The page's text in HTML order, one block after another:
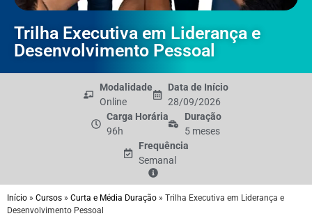
Trilha Executiva em Liderança e
Desenvolvimento Pessoal
Modalidade
Online
Data de Início
28/09/2026
Carga Horária
96h
Duração
5 meses
Frequência
Semanal
Início » Cursos » Curta e Média Duração » Trilha Executiva em Liderança e
Desenvolvimento Pessoal